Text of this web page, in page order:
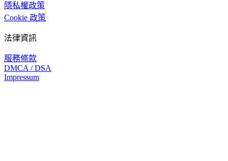
隱私權政策
Cookie 政策
法律資訊
服務條款
DMCA / DSA
Impressum